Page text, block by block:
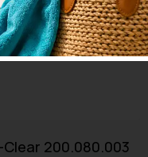
200.080.003